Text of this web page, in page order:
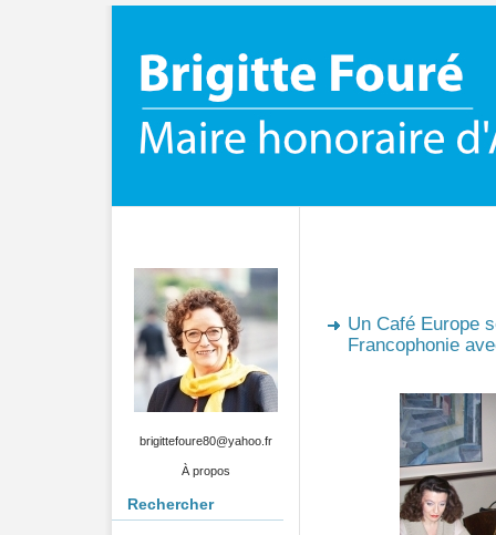
brigittefoure80@yahoo.fr
À propos
Rechercher
Un Café Europe
Francophonie